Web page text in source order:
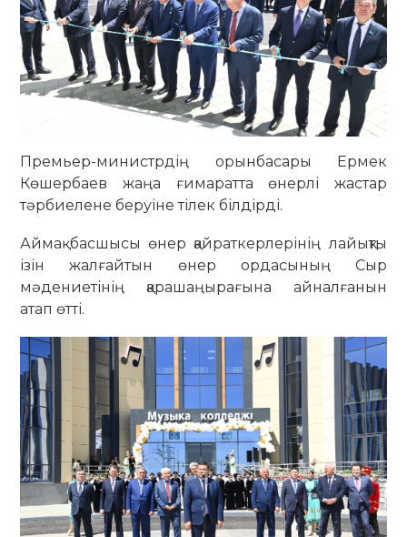
Премьер-министрдің орынбасары Ермек
Көшербаев жаңа ғимаратта өнерлі жастар
тәрбиелене беруіне тілек білдірді.
Аймақ басшысы өнер қайраткерлерінің лайықты
ізін жалғайтын өнер ордасының Сыр
мәдениетінің қарашаңырағына айналғанын
атап өтті.